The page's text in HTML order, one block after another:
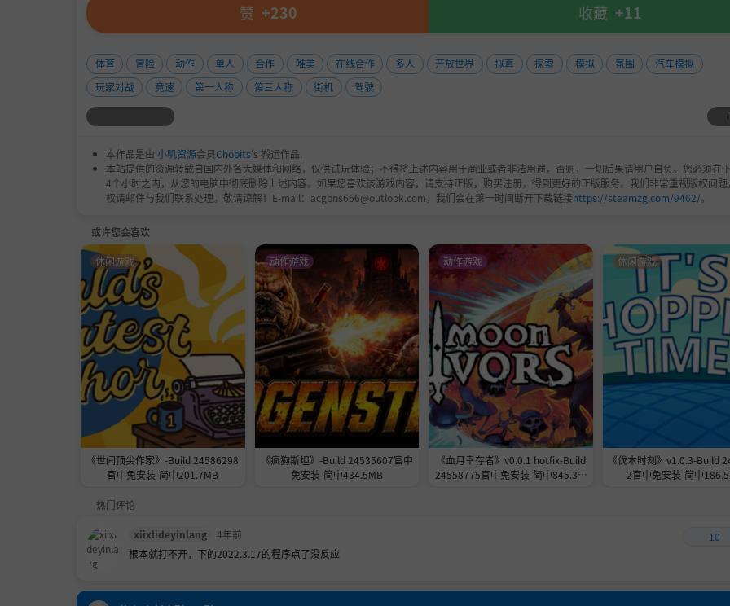
赞 +230 收藏 +11
体育 冒险 动作 单人 合作 唯美 在线合作 多人 开放世界 拟真 探索 模拟 氛围
汽车模拟
玩家对战
竞速 第一人称 第三人称 街机 驾驶
本作品是由 小叽资源会员Chobits's 搬运作品.
本站提供的资源转载自国内外各大媒体和网络，仅供试玩体验；不得将上述内容用于商业或者非法用途，否则，一切后果请用户自负。您必须在
4个小时之内，从您的电脑中彻底删除上述内容。如果您喜欢该游戏内容，请支持正版，购买注册，得到更好的正版服务。我们非常重视版权问题
权请邮件与我们联系处理。敬请谅解！E-mail：acgbns666@outlook.com，我们会在第一时间断开下载链接https://steamzg.com/9462/。
或许您会喜欢
《世间顶尖作家》-Build 24586298
官中免安装-简中201.7MB
休闲游戏
《疯狗斯坦》-Build 24535607官中
免安装-简中434.5MB
动作游戏
《血月幸存者》v0.0.1 hotfix-Build
24558775官中免安装-简中845.3M
动作游戏
《伐木时刻》v1.0.3-Build
2官中免安装-简中
休闲游戏
热门评论
xiixlideyinlang 4年前 10
根本就打不开，下的2022.3.17的程序点了没反应